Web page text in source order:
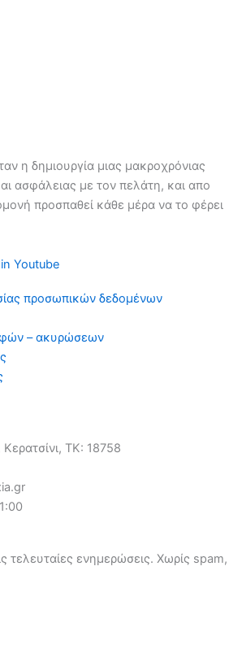
η δημιουργία μιας μακροχρόνιας
ασφάλειας με τον πελάτη, και απο
προσπαθεί κάθε μέρα να το φέρει
Youtube
προσωπικών δεδομένων
– ακυρώσεων
ΤΚ: 18758
τελευταίες ενημερώσεις. Χωρίς spam,